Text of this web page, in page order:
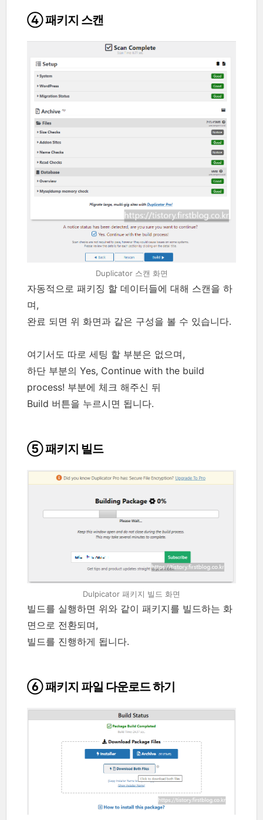
④ 패키지 스캔
Duplicator 스캔 화면
자동적으로 패키징 할 데이터들에 대해 스캔을 하
며,
완료 되면 위 화면과 같은 구성을 볼 수 있습니다.
여기서도 따로 세팅 할 부분은 없으며,
하단 부분의 Yes, Continue with the build
process! 부분에 체크 해주신 뒤
Build 버튼을 누르시면 됩니다.
⑤ 패키지 빌드
Dulpicator 패키지 빌드 화면
빌드를 실행하면 위와 같이 패키지를 빌드하는 화
면으로 전환되며,
빌드를 진행하게 됩니다.
⑥ 패키지 파일 다운로드 하기